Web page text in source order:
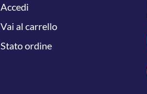
Accedi
Vai al carrello
Stato ordine